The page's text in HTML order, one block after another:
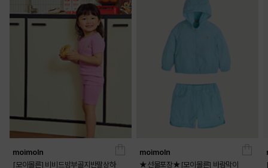
moimoln
[모이몰른] 비비드밤부골지반팔상하
moimoln
★선물포장★[모이몰른] 바람막이